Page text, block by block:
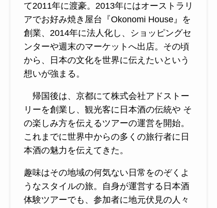
て2011年に渡豪。2013年にはオーストラリ
アでお好み焼き屋台『Okonomi House』を
創業、2014年に法人化し、ショッピングセ
ンターや週末のマーケットへ出店。その頃
から、日本の文化を世界に伝えたいという
想いが強まる。
帰国後は、京都にて株式会社アドストー
リーを創業し、観光客に日本酒の伝統や そ
の楽しみ方を伝えるツアーの運営を開始。
これまでに世界中からの多くの旅行者に日
本酒の魅力を伝えてきた。
趣味はその地域の何気ない日常をのぞくよ
うなスタイルの旅。自身が運営する日本酒
体験ツアーでも、参加者に地元伏見の人々